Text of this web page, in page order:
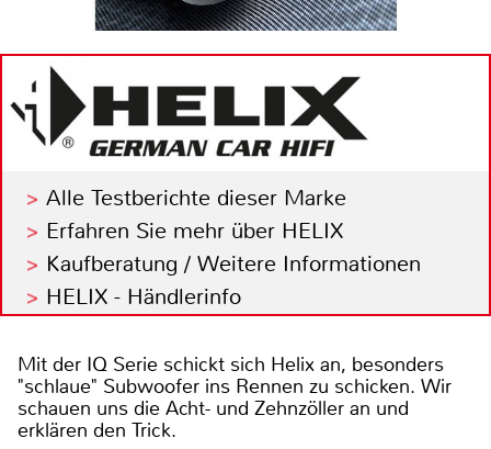
Alle Testberichte dieser Marke
Erfahren Sie mehr über HELIX
Kaufberatung / Weitere Informationen
HELIX - Händlerinfo
Mit der IQ Serie schickt sich Helix an, besonders
"schlaue" Subwoofer ins Rennen zu schicken. Wir
schauen uns die Acht- und Zehnzöller an und
erklären den Trick.